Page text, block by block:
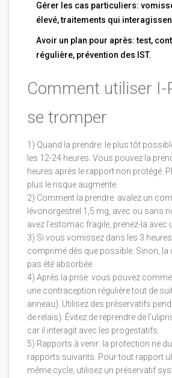
Gérer les cas particuliers:
élevé, traitements qui
Avoir un plan pour après: test,
régulière, prévention des IST.
Comment utiliser I-
se tromper
1) Quand la prendre: le plus tôt
les 12-24 heures. Vous pouvez la
heures après le rapport non protégé.
plus le risque augmente.
2) Comment la prendre: avalez un
lévonorgestrel 1,5 mg, avec ou sans
avez l’estomac fragile, prenez-la avec
3) Si vous vomissez dans les 3
comprimé dès que possible. Sinon, la
pas été absorbée.
4) Après la prise: vous pouvez
une contraception régulière tout de
anneau). Utilisez des préservatifs
de relais). Évitez de reprendre de
car il interagit avec les progestatifs.
5) Rapports à venir: la protection ne
rapports suivants. Pour tout rapport
même cycle, utilisez un préservatif